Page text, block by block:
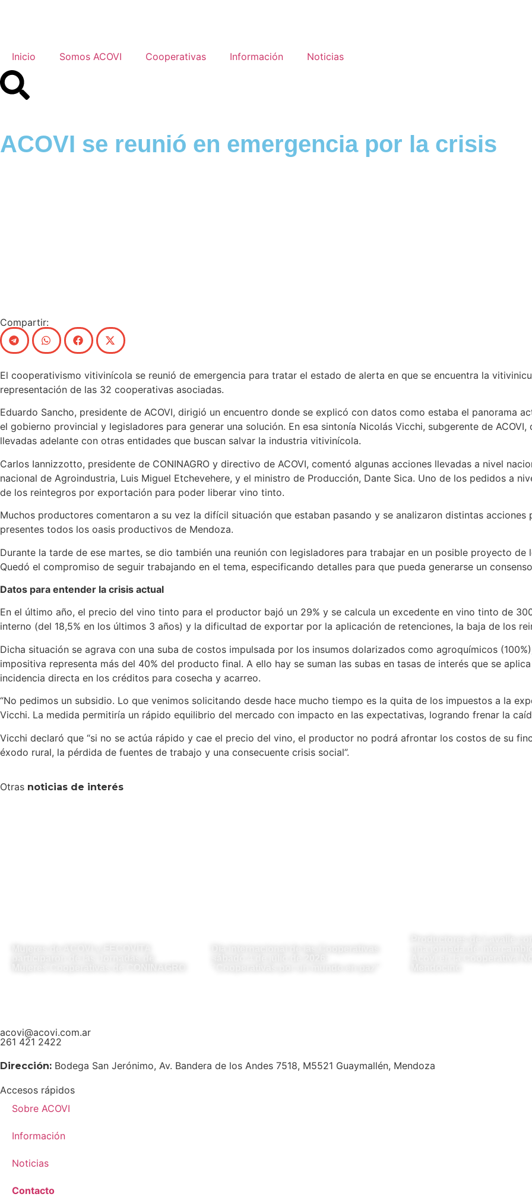
Inicio Somos ACOVI Cooperativas Información Noticias
ACOVI se reunió en emergencia por la crisis
Compartir:
El cooperativismo vitivinícola se reunió de emergencia para tratar el estado de alerta en que se encuentra la
representación de las 32 cooperativas asociadas.
Eduardo Sancho, presidente de ACOVI, dirigió un encuentro donde se explicó con datos como estaba el panorama
el gobierno provincial y legisladores para generar una solución. En esa sintonía Nicolás Vicchi, subgerente de
llevadas adelante con otras entidades que buscan salvar la industria vitivinícola.
Carlos Iannizzotto, presidente de CONINAGRO y directivo de ACOVI, comentó algunas acciones llevadas a nivel
nacional de Agroindustria, Luis Miguel Etchevehere, y el ministro de Producción, Dante Sica. Uno de los pedidos a
de los reintegros por exportación para poder liberar vino tinto.
Muchos productores comentaron a su vez la difícil situación que estaban pasando y se analizaron distintas
presentes todos los oasis productivos de Mendoza.
Durante la tarde de ese martes, se dio también una reunión con legisladores para trabajar en un posible proyecto
Quedó el compromiso de seguir trabajando en el tema, especificando detalles para que pueda generarse un
Datos para entender la crisis actual
En el último año, el precio del vino tinto para el productor bajó un 29% y se calcula un excedente en vino tinto de
interno (del 18,5% en los últimos 3 años) y la dificultad de exportar por la aplicación de retenciones, la baja de los
Dicha situación se agrava con una suba de costos impulsada por los insumos dolarizados como agroquímicos
impositiva representa más del 40% del producto final. A ello hay se suman las subas en tasas de interés que se
incidencia directa en los créditos para cosecha y acarreo.
“No pedimos un subsidio. Lo que venimos solicitando desde hace mucho tiempo es la quita de los impuestos a la
Vicchi. La medida permitiría un rápido equilibrio del mercado con impacto en las expectativas, logrando frenar la
Vicchi declaró que “si no se actúa rápido y cae el precio del vino, el productor no podrá afrontar los costos de su
éxodo rural, la pérdida de fuentes de trabajo y una consecuente crisis social”.
Otras noticias de interés
acovi@acovi.com.ar
261 421 2422
Dirección: Bodega San Jerónimo, Av. Bandera de los Andes 7518, M5521 Guaymallén, Mendoza
Accesos rápidos
Sobre ACOVI
Información
Noticias
Contacto